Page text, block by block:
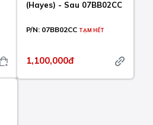
(Hayes) - Sau 07BB02CC
P/N: 07BB02CC TẠM HẾT
1,100,000đ